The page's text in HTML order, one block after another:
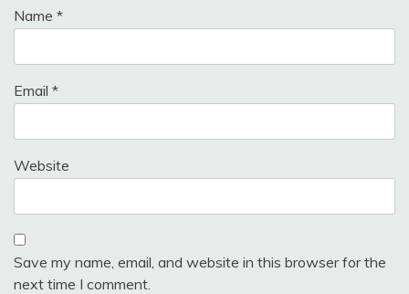
Name *
Email *
Website
Save my name, email, and website in this browser for the
next time I comment.